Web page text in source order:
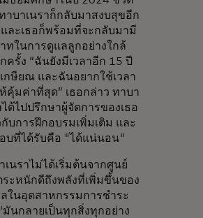
าบาเนราก็กลับมาสงบสุขอีก
และเธอก็พร้อมที่จะกลับมามี
ทในการดูแลลูกอย่างใกล้
ครั้ง “ฉันยังมีเวลาอีก 15 ปี
กษียณ และฉันอยากใช้เวลา
คุ้มค่าที่สุด” เธอกล่าว ทาบา
ได้ไปปรึกษาผู้จัดการของเธอ
กับการฝึกอบรมเพิ่มเติม และ
บที่ได้รับคือ "ได้แน่นอน"
เนราไม่ได้เริ่มต้นจากศูนย์
ระหนักดีถึงพลังที่เพิ่มขึ้นของ
ในอุตสาหกรรมการชำระ
มันกลายเป็นทุกสิ่งทุกอย่าง